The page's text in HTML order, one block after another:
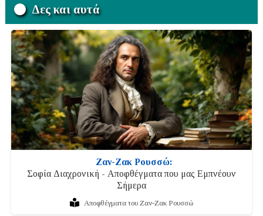
Δες και αυτά
Ζαν-Ζακ Ρουσσώ:
Σοφία Διαχρονική - Αποφθέγματα που μας Εμπνέουν
Σήμερα
Αποφθέγματα του Ζαν-Ζακ Ρουσσώ